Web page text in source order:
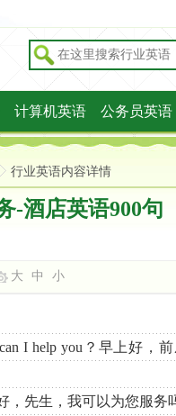
计算机英语 公务员英语
行业英语内容详情
-酒店英语900句
大 中 小
can I help you？早上好
，先生，我可以为您服务